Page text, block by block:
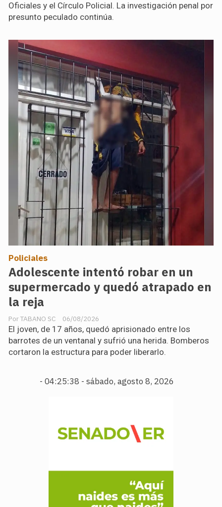
Oficiales y el Círculo Policial. La investigación penal por
presunto peculado continúa.
Adolescente intentó robar en un
supermercado y quedó atrapado en
la reja
TABANO SC
Policiales
06/08/2026
El joven, de 17 años, quedó aprisionado entre los
barrotes de un ventanal y sufrió una herida. Bomberos
cortaron la estructura para poder liberarlo.
- 04:25:39 - sábado, agosto 8, 2026